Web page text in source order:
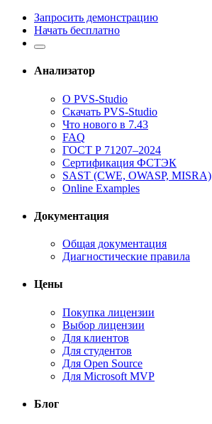
Запросить демонстрацию
Начать бесплатно
Анализатор
О PVS-Studio
Скачать PVS-Studio
Что нового в 7.43
FAQ
ГОСТ Р 71207–2024
Сертификация ФСТЭК
SAST (CWE, OWASP, MISRA)
Online Examples
Документация
Общая документация
Диагностические правила
Цены
Покупка лицензии
Выбор лицензии
Для клиентов
Для студентов
Для Open Source
Для Microsoft MVP
Блог